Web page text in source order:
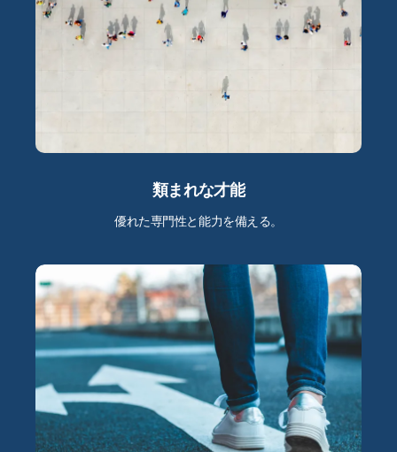
類まれな才能
優れた専門性と能力を備える。